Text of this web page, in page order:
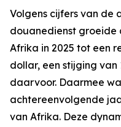
Volgens cijfers van de
douanedienst groeide
Afrika in 2025 tot een
dollar, een stijging van
daarvoor. Daarmee
achtereenvolgende
van Afrika. Deze